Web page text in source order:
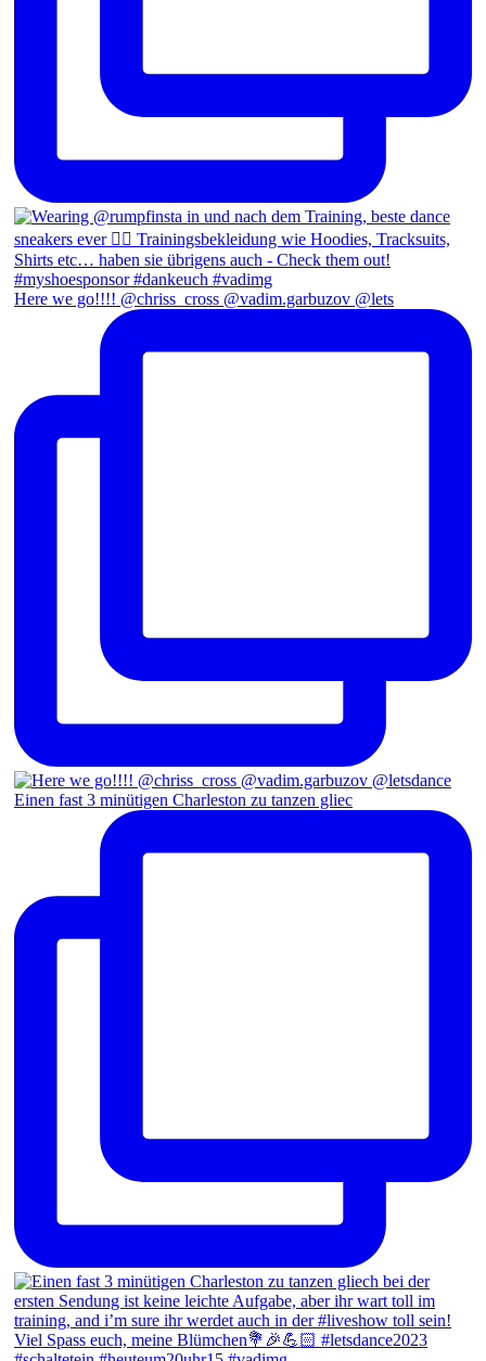
Here we go!!!! @chriss_cross @vadim.garbuzov @lets
Einen fast 3 minütigen Charleston zu tanzen gliec